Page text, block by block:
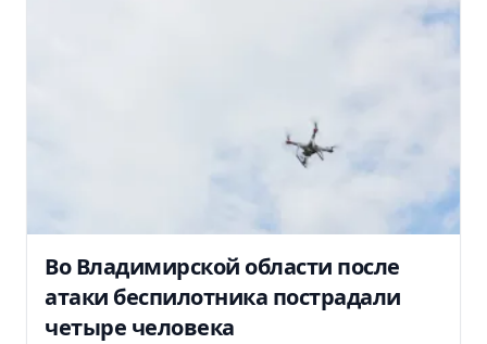
Во Владимирской области после
атаки беспилотника пострадали
четыре человека